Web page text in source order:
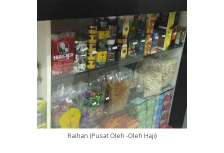
Raihan (Pusat Oleh -Oleh Haji)